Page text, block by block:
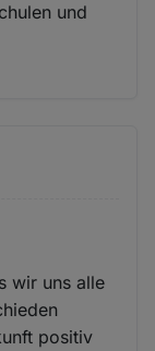
und
wir uns alle
positiv